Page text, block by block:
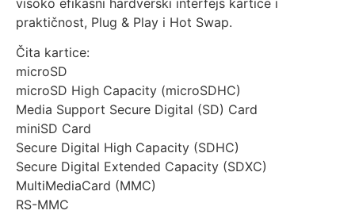
praktičnost, Plug & Play i Hot Swap.
Čita kartice:
microSD
microSD High Capacity (microSDHC)
Media Support Secure Digital (SD) Card
miniSD Card
Secure Digital High Capacity (SDHC)
Secure Digital Extended Capacity (SDXC)
MultiMediaCard (MMC)
RS-MMC